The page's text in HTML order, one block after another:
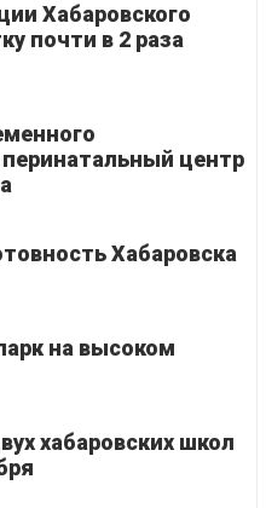
Хабаровского
почти в 2 раза
центр
Хабаровска
на высоком
хабаровских школ